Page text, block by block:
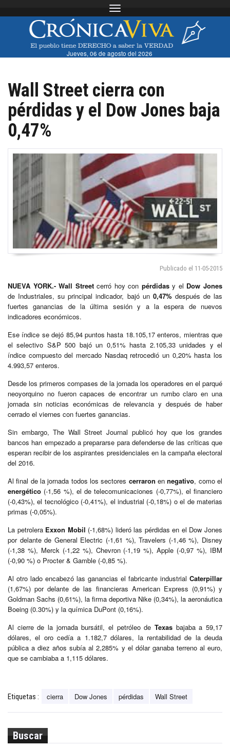
Toggle navigation
Jueves, 06 de agosto del 2026
Wall Street cierra con
pérdidas y el Dow Jones baja
0,47%
Publicado el 11-05-2015
NUEVA YORK.- Wall Streetcerró hoy con pérdidasy el Dow Jones
de Industriales, su principal indicador, bajó un 0,47%después de las
fuertes ganancias de la última sesión y a la espera de nuevos
indicadores económicos.
Ese índice se dejó 85,94 puntos hasta 18.105,17 enteros, mientras que
el selectivo S&P 500 bajó un 0,51% hasta 2.105,33 unidades y el
índice compuesto del mercado Nasdaq retrocedió un 0,20% hasta los
4.993,57 enteros.
Desde los primeros compases de la jornada los operadores en el parqué
neoyorquino no fueron capaces de encontrar un rumbo claro en una
jornada sin noticias económicas de relevancia y después de haber
cerrado el viernes con fuertes ganancias.
Sin embargo, The Wall Street Journal publicó hoy que los grandes
bancos han empezado a prepararse para defenderse de las críticas que
esperan recibir de los aspirantes presidenciales en la campaña electoral
del 2016.
Al final de la jornada todos los sectores cerraron ennegativo, como el
energético (-1,56 %), el de telecomunicaciones (-0,77%), el financiero
(-0,43%), el tecnológico (-0,41%), el industrial (-0,18%) o el de materias
primas (-0,05%).
La petrolera Exxon Mobil (-1,68%) lideró las pérdidas en el Dow Jones
por delante de General Electric (-1,61 %), Travelers (-1,46 %), Disney
(-1,38 %), Merck (-1,22 %), Chevron (-1,19 %), Apple (-0,97 %), IBM
(-0,90 %) o Procter & Gamble (-0,85 %).
Al otro lado encabezó las ganancias el fabricante industrial Caterpillar
(1,67%) por delante de las financieras American Express (0,91%) y
Goldman Sachs (0,61%), la firma deportiva Nike (0,34%), la aeronáutica
Boeing (0.30%) y la química DuPont (0,16%).
Al cierre de la jornada bursátil, el petróleo de Texas bajaba a 59,17
dólares, el oro cedía a 1.182,7 dólares, la rentabilidad de la deuda
pública a diez años subía al 2,285% y el dólar ganaba terreno al euro,
que se cambiaba a 1,115 dólares.
Etiquetas : cierra Dow Jones pérdidas Wall Street
Buscar